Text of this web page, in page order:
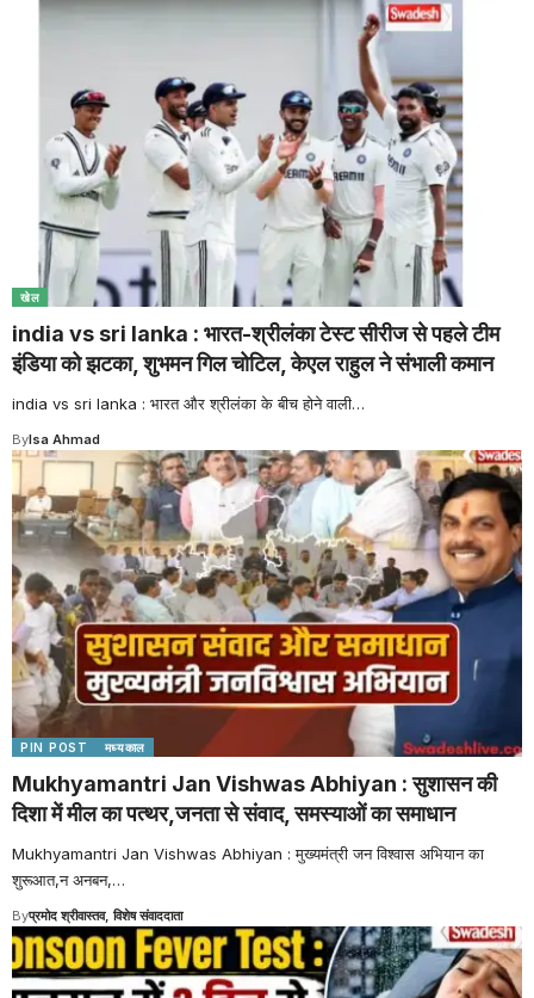
खेल
india vs sri lanka : भारत-श्रीलंका टेस्ट सीरीज से पहले टीम
इंडिया को झटका, शुभमन गिल चोटिल, केएल राहुल ने संभाली कमान
india vs sri lanka : भारत और श्रीलंका के बीच होने वाली…
ByIsa Ahmad
PIN POST मध्यकाल
Mukhyamantri Jan Vishwas Abhiyan : सुशासन की
दिशा में मील का पत्थर,जनता से संवाद, समस्याओं का समाधान
Mukhyamantri Jan Vishwas Abhiyan : मुख्यमंत्री जन विश्वास अभियान का
शुरूआत,न अनबन,…
Byप्रमोद श्रीवास्तव, विशेष संवाददाता